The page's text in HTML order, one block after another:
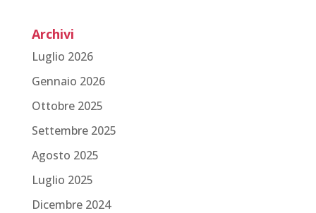
Archivi
Luglio 2026
Gennaio 2026
Ottobre 2025
Settembre 2025
Agosto 2025
Luglio 2025
Dicembre 2024